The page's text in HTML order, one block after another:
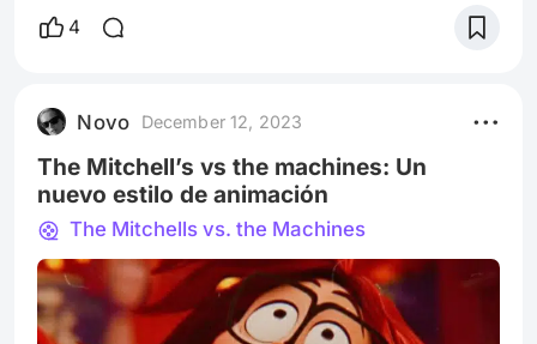
marca el debut cinematográfico de Song, se
emociones. La trama se centra en la historia de
dos jóvenes japoneses, Nora (Greta Lee) y Hae
4
Novo December 12, 2023
The Mitchell’s vs the machines: Un
nuevo estilo de animación
The Mitchells vs. the Machines